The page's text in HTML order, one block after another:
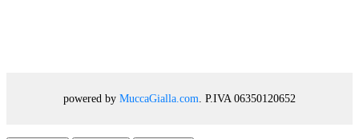
powered by MuccaGialla.com . P.IVA 06350120652